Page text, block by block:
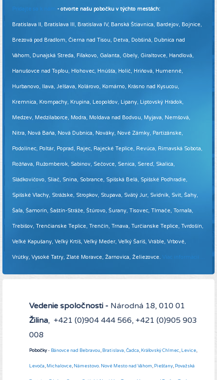
Pridajte sa k nám - otvorte našu pobočku v týchto mestách:
Bratislava II, Bratislava III, Bratislava IV, Banská Štiavnica, Bardejov, Bojnice,
Brezová pod Bradlom, Čierna nad Tisou, Detva, Dobšiná, Dubnica nad
Váhom, Dunajská Streda, Fiľakovo, Galanta, Gbely, Giraltovce, Handlová,
Hanušovce nad Topľou, Hlohovec, Hnúšťa, Holíč, Hriňová, Humenné,
Hurbanovo, Ilava, Jelšava, Kolárovo, Komárno, Krásno nad Kysucou,
Kremnica, Krompachy, Krupina, Leopoldov, Lipany, Liptovský Hrádok,
Medzev, Medzilaborce, Modra, Moldava nad Bodvou, Myjava, Nemšová,
Nitra, Nová Baňa, Nová Dubnica, Nováky, Nové Zámky, Partizánske,
Podolínec, Poltár, Poprad, Rajec, Rajecké Teplice, Revúca, Rimavská Sobota,
Rožňava, Ružomberok, Sabinov, Sečovce, Senica, Sereď, Skalica,
Sládkovičovo, Sliač, Snina, Sobrance, Spišská Belá, Spišské Podhradie,
Spišské Vlachy, Strážske, Stropkov, Stupava, Svätý Jur, Svidník, Svit, Šahy,
Šaľa, Šamorín, Šaštín-Stráže, Štúrovo, Šurany, Tisovec, Tlmače, Tornaľa,
Trebišov, Trenčianske Teplice, Trenčín, Trnava, Turčianske Teplice, Tvrdošín,
Veľké Kapušany, Veľký Krtíš, Veľký Meder, Veľký Šariš, Vráble, Vrbové,
Vrútky, Vysoké Tatry, Zlaté Moravce, Žarnovica, Želiezovce. Viac informácií ...
Vedenie spoločnosti - Národná 18, 010 01
Žilina, +421 (0)904 444 566, +421 (0)905 903
008
Pobočky- Bánovce nad Bebravou, Bratislava,Čadca, Kráľovský Chlmec, Levice,
Levoča, Michalovce, Námestovo. Nové Mesto nad Váhom, Piešťany, Považská